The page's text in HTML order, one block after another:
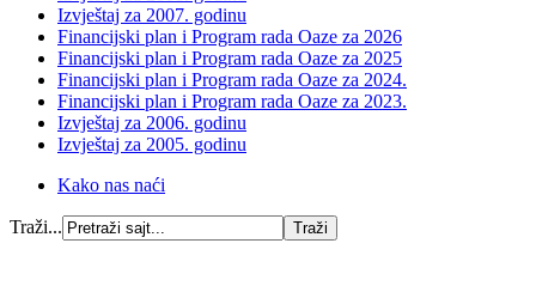
Izvještaj za 2007. godinu
Financijski plan i Program rada Oaze za 2026
Financijski plan i Program rada Oaze za 2025
Financijski plan i Program rada Oaze za 2024.
Financijski plan i Program rada Oaze za 2023.
Izvještaj za 2006. godinu
Izvještaj za 2005. godinu
Kako nas naći
Traži...